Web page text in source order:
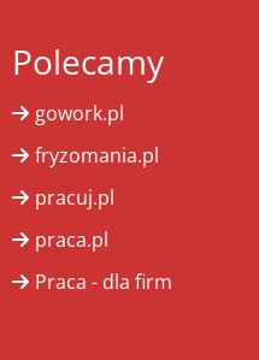
Polecamy
gowork.pl
fryzomania.pl
pracuj.pl
praca.pl
Praca - dla firm